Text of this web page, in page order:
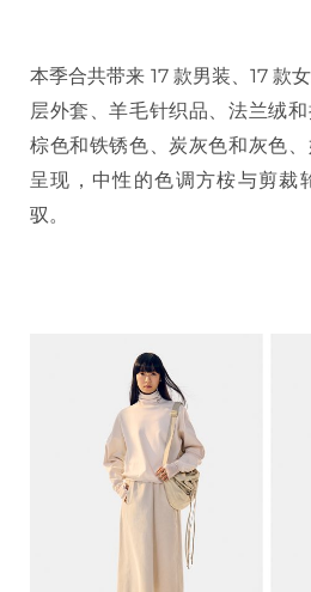
本季合共带来 17 款男装、17 款
层外套、羊毛针织品、法兰绒
棕色和铁锈色、炭灰色和灰色
呈现，中性的色调方桉与剪裁
驭。